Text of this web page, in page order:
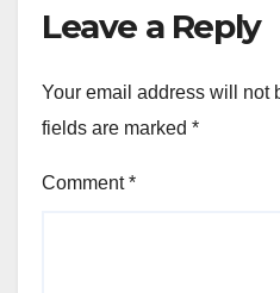
Leave a Reply
Your email address will not
fields are marked *
Comment*